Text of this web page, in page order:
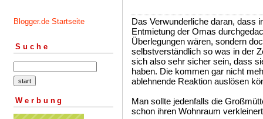
Blogger.de Startseite
Suche
Werbung
Das Verwunderliche daran, dass
Entmietung der Omas
Überlegungen wären, sondern
selbstverständlich so was in der
sich also sehr sicher sein, dass
haben. Die kommen gar nicht
ablehnende Reaktion auslösen
Man sollte jedenfalls die
schon ihren Wohnraum